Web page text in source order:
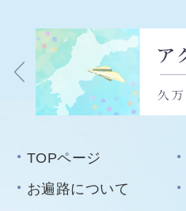
TOPページ
お遍路について